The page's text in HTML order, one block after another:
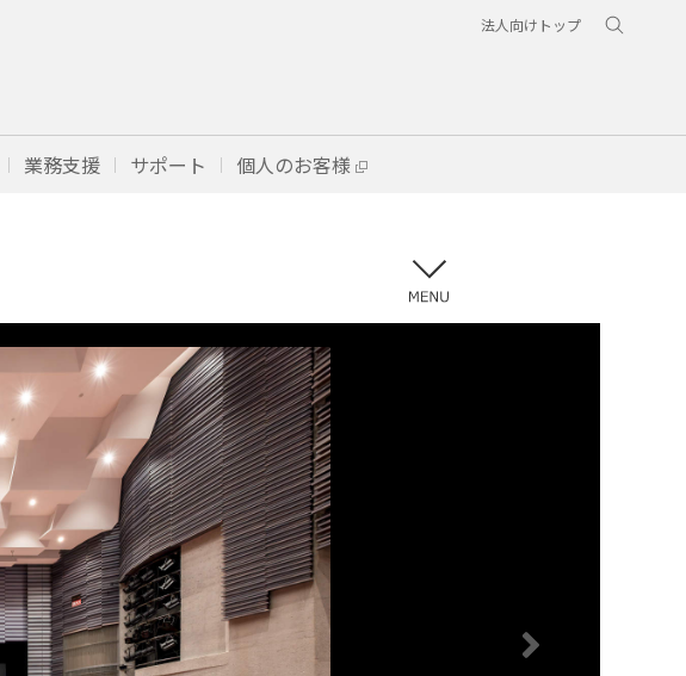
法人向けトップ
業務支援 サポート 個人のお客様